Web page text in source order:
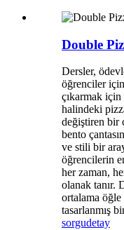
Double
Dersler,
öğrenciler
çıkarmak
halindeki
değiştiren bir
bento
ve stili bir
öğrencilerin
her zaman,
olanak tanır.
ortalama
tasarlanmış
sorgudetay